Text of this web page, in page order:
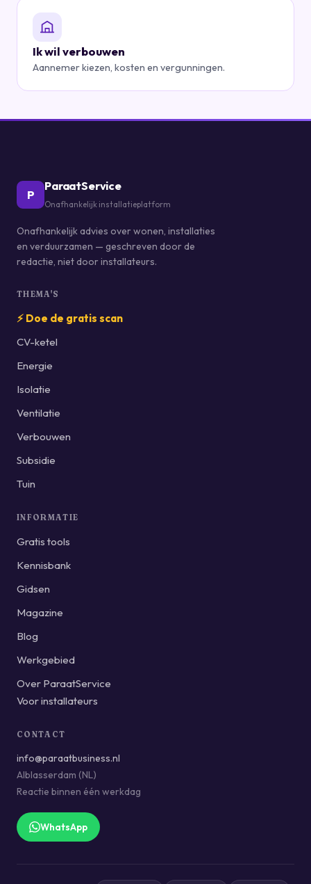
Ik wil verbouwen
Aannemer kiezen, kosten en vergunningen.
P
ParaatService
Onafhankelijk installatieplatform
Onafhankelijk advies over wonen, installaties
en verduurzamen — geschreven door de
redactie, niet door installateurs.
THEMA'S
⚡ Doe de gratis scan
CV-ketel
Energie
Isolatie
Ventilatie
Verbouwen
Subsidie
Tuin
INFORMATIE
Gratis tools
Kennisbank
Gidsen
Magazine
Blog
Werkgebied
Over ParaatService
Voor installateurs
CONTACT
info@paraatbusiness.nl
Alblasserdam (NL)
Reactie binnen één werkdag
WhatsApp